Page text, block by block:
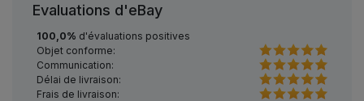
Evaluations d'eBay
100,0% d'évaluations positives
Objet conforme:
Communication:
Délai de livraison:
Frais de livraison: